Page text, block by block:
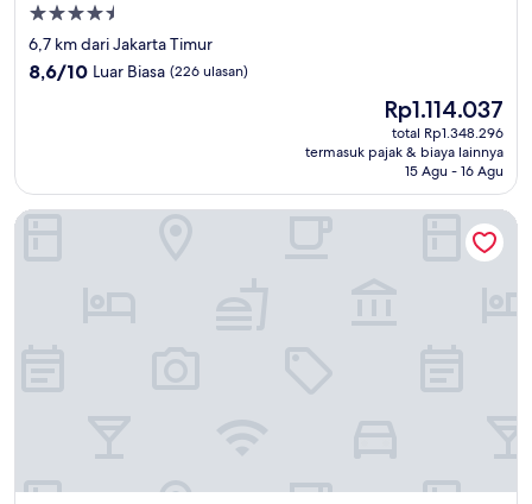
Properti
bintang
4.5
6,7 km dari Jakarta Timur
8.6
ulasan)
8,6/10 Luar Biasa (226 ulasan)
Harga
sekarang
Rp1.114.037
Rp1.114.037
total Rp1.348.296
termasuk pajak & biaya lainnya
15 Agu - 16 Agu
The Hermitage, A Tribute Portfolio Hotel, Jakarta